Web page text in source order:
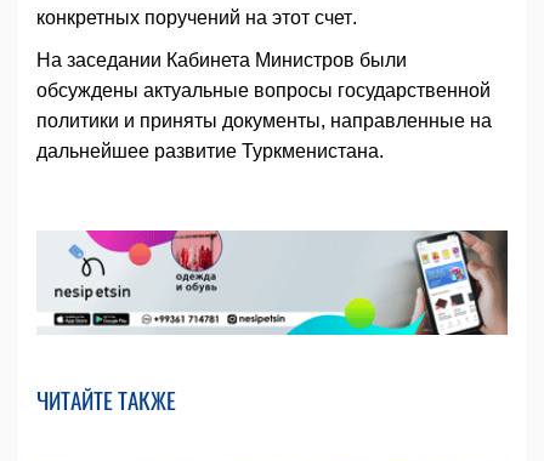
конкретных поручений на этот счет.
На заседании Кабинета Министров были
обсуждены актуальные вопросы государственной
политики и приняты документы, направленные на
дальнейшее развитие Туркменистана.
ЧИТАЙТЕ ТАКЖЕ